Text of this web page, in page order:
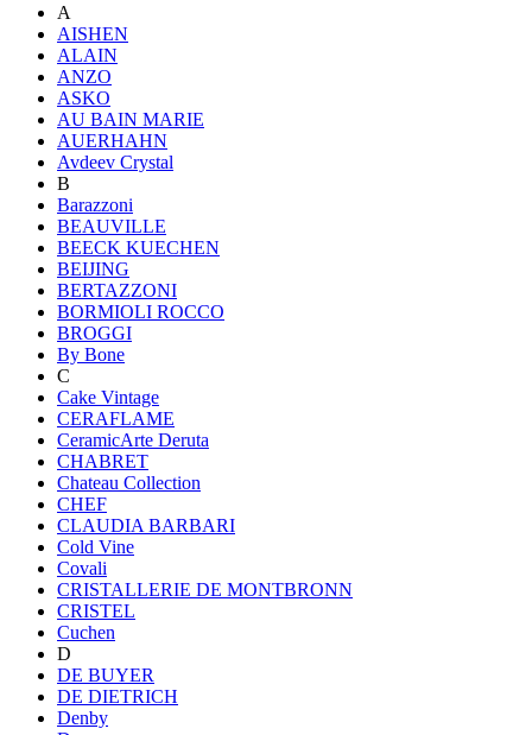
A
AISHEN
ALAIN
ANZO
ASKO
AU BAIN MARIE
AUERHAHN
Avdeev Crystal
B
Barazzoni
BEAUVILLE
BEECK KUECHEN
BEIJING
BERTAZZONI
BORMIOLI ROCCO
BROGGI
By Bone
C
Cake Vintage
CERAFLAME
CeramicArte Deruta
CHABRET
Chateau Collection
CHEF
CLAUDIA BARBARI
Cold Vine
Covali
CRISTALLERIE DE MONTBRONN
CRISTEL
Cuchen
D
DE BUYER
DE DIETRICH
Denby